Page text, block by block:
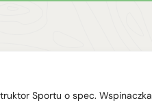
Sportu o spec. Wspinaczka